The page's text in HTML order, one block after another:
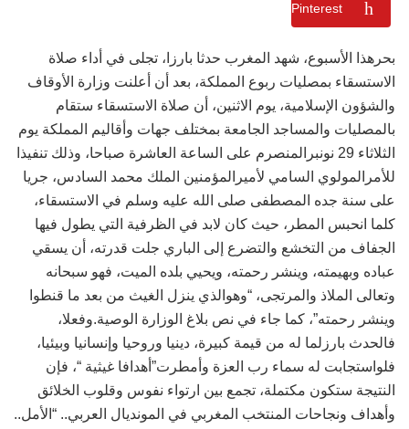
Pinterest
بحرهذا الأسبوع، شهد المغرب حدثا بارزا، تجلى في أداء صلاة
الاستسقاء بمصليات ربوع المملكة، بعد أن أعلنت وزارة الأوقاف
والشؤون الإسلامية، يوم الاثنين، أن صلاة الاستسقاء ستقام
بالمصليات والمساجد الجامعة بمختلف جهات وأقاليم المملكة يوم
الثلاثاء 29 نونبرالمنصرم على الساعة العاشرة صباحا، وذلك تنفيذا
للأمرالمولوي السامي لأميرالمؤمنين الملك محمد السادس، جريا
على سنة جده المصطفى صلى الله عليه وسلم في الاستسقاء،
كلما انحبس المطر، حيث كان لابد في الظرفية التي يطول فيها
الجفاف من التخشع والتضرع إلى الباري جلت قدرته، أن يسقي
عباده وبهيمته، وينشر رحمته، ويحيي بلده الميت، فهو سبحانه
وتعالى الملاذ والمرتجى، “وهوالذي ينزل الغيث من بعد ما قنطوا
وينشر رحمته”، كما جاء في نص بلاغ الوزارة الوصية.وفعلا،
فالحدث بارزلما له من قيمة كبيرة، دينيا وروحيا وإنسانيا وبيئيا،
فلواستجابت له سماء رب العزة وأمطرت”أهدافا غيثية “، فإن
النتيجة ستكون مكتملة، تجمع بين ارتواء نفوس وقلوب الخلائق
وأهداف ونجاحات المنتخب المغربي في المونديال العربي.. “الأمل..